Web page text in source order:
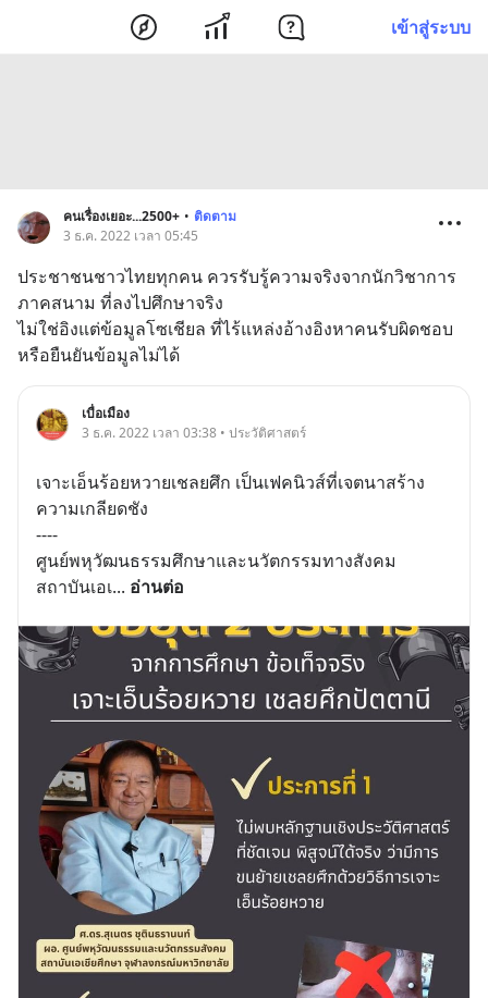
เข้าสู่ระบบ
คนเรื่องเยอะ...2500+ • ติดตาม
3 ธ.ค. 2022 เวลา 05:45
ประชาชนชาวไทยทุกคน ควรรับรู้ความจริงจากนักวิชาการ
ภาคสนาม ที่ลงไปศึกษาจริง
ไม่ใช่อิงแต่ข้อมูลโซเชียล ที่ไร้แหล่งอ้างอิงหาคนรับผิดชอบ
หรือยืนยันข้อมูลไม่ได้
เบื่อเมือง
3 ธ.ค. 2022 เวลา 03:38 • ประวัติศาสตร์
เจาะเอ็นร้อยหวายเชลยศึก เป็นเฟคนิวส์ที่เจตนาสร้าง
ความเกลียดชัง
----
ศูนย์พหุวัฒนธรรมศึกษาและนวัตกรรมทางสังคม
สถาบันเอเ... อ่านต่อ